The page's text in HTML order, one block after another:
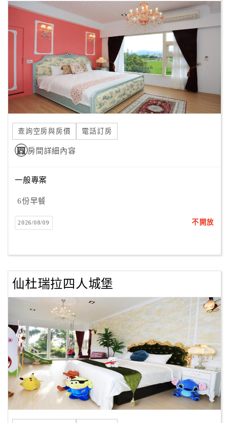
顧
訂
單
管
理
員
戶
客
服
聯
Line
線
上
客
服
查詢空房與房價 電話訂房
房間詳細內容
一般專案
6份早餐
2026/08/09 不開放
仙杜瑞拉四人城堡